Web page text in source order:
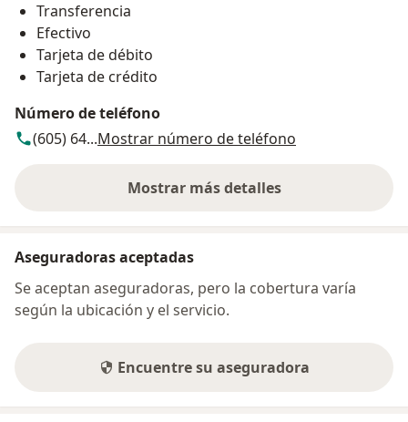
Transferencia
Efectivo
Tarjeta de débito
Tarjeta de crédito
Número de teléfono
(605) 64...Mostrar número de teléfono
Mostrar más detalles
sobre la dirección
Aseguradoras aceptadas
Se aceptan aseguradoras, pero la cobertura varía
según la ubicación y el servicio.
Encuentre su aseguradora